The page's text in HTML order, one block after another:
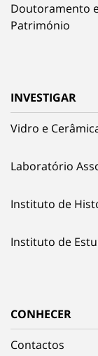
Doutoramento
Património
INVESTIGAR
Vidro e
Laboratório
Instituto de
Instituto de
CONHECER
Contactos